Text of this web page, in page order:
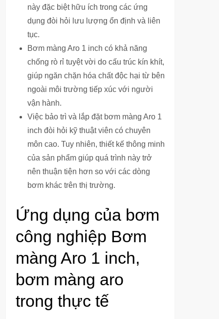
này đặc biệt hữu ích trong các ứng
dụng đòi hỏi lưu lượng ổn định và liên
tục.
Bơm màng Aro 1 inch có khả năng
chống rò rỉ tuyệt vời do cấu trúc kín khít,
giúp ngăn chặn hóa chất độc hại từ bên
ngoài môi trường tiếp xúc với người
vận hành.
Việc bảo trì và lắp đặt bơm màng Aro 1
inch đòi hỏi kỹ thuật viên có chuyên
môn cao. Tuy nhiên, thiết kế thông minh
của sản phẩm giúp quá trình này trở
nên thuận tiện hơn so với các dòng
bơm khác trên thị trường.
Ứng dụng của bơm
công nghiệp Bơm
màng Aro 1 inch,
bơm màng aro
trong thực tế